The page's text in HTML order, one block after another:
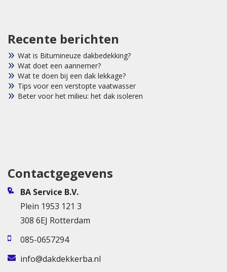
Recente berichten
Wat is Bitumineuze dakbedekking?
Wat doet een aannemer?
Wat te doen bij een dak lekkage?
Tips voor een verstopte vaatwasser
Beter voor het milieu: het dak isoleren
Contactgegevens
BA Service B.V.
Plein 1953 121 3
308 6EJ Rotterdam
085-0657294
info@dakdekkerba.nl